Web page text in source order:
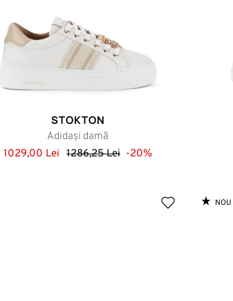
STOKTON
Adidași damă
1029,00 Lei 1286,25 Lei -20%
NOU